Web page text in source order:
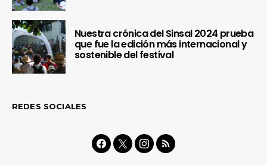
Nuestra crónica del Sinsal 2024 prueba
que fue la edición más internacional y
sostenible del festival
REDES SOCIALES